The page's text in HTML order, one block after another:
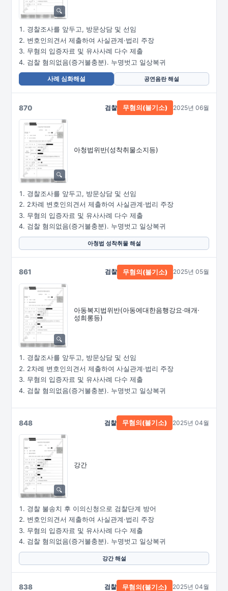
경찰조사를 앞두고, 방문상담 및 선임
변호인의견서 제출하여 사실관계·법리 주장
무혐의 입증자료 및 유사사례 다수 제출
검찰 혐의없음(증거불충분). 누명벗고 일상복귀
사례 심화해설 공연음란 해설
870
아청법위반(성착취물소지등)
검찰 무혐의(불기소) 2025년 06월
경찰조사를 앞두고, 방문상담 및 선임
2차례 변호인의견서 제출하여 사실관계·법리 주장
무혐의 입증자료 및 유사사례 다수 제출
검찰 혐의없음(증거불충분). 누명벗고 일상복귀
아청법 성착취물 해설
861
아동복지법위반(아동에대한음행강요·매개·
성희롱등)
검찰 무혐의(불기소) 2025년 05월
경찰조사를 앞두고, 방문상담 및 선임
2차례 변호인의견서 제출하여 사실관계·법리 주장
무혐의 입증자료 및 유사사례 다수 제출
검찰 혐의없음(증거불충분). 누명벗고 일상복귀
848
강간
검찰 무혐의(불기소) 2025년 04월
경찰 불송치 후 이의신청으로 검찰단계 방어
변호인의견서 제출하여 사실관계·법리 주장
무혐의 입증자료 및 유사사례 다수 제출
검찰 혐의없음(증거불충분). 누명벗고 일상복귀
강간 해설
838 검찰 무혐의(불기소) 2025년 04월